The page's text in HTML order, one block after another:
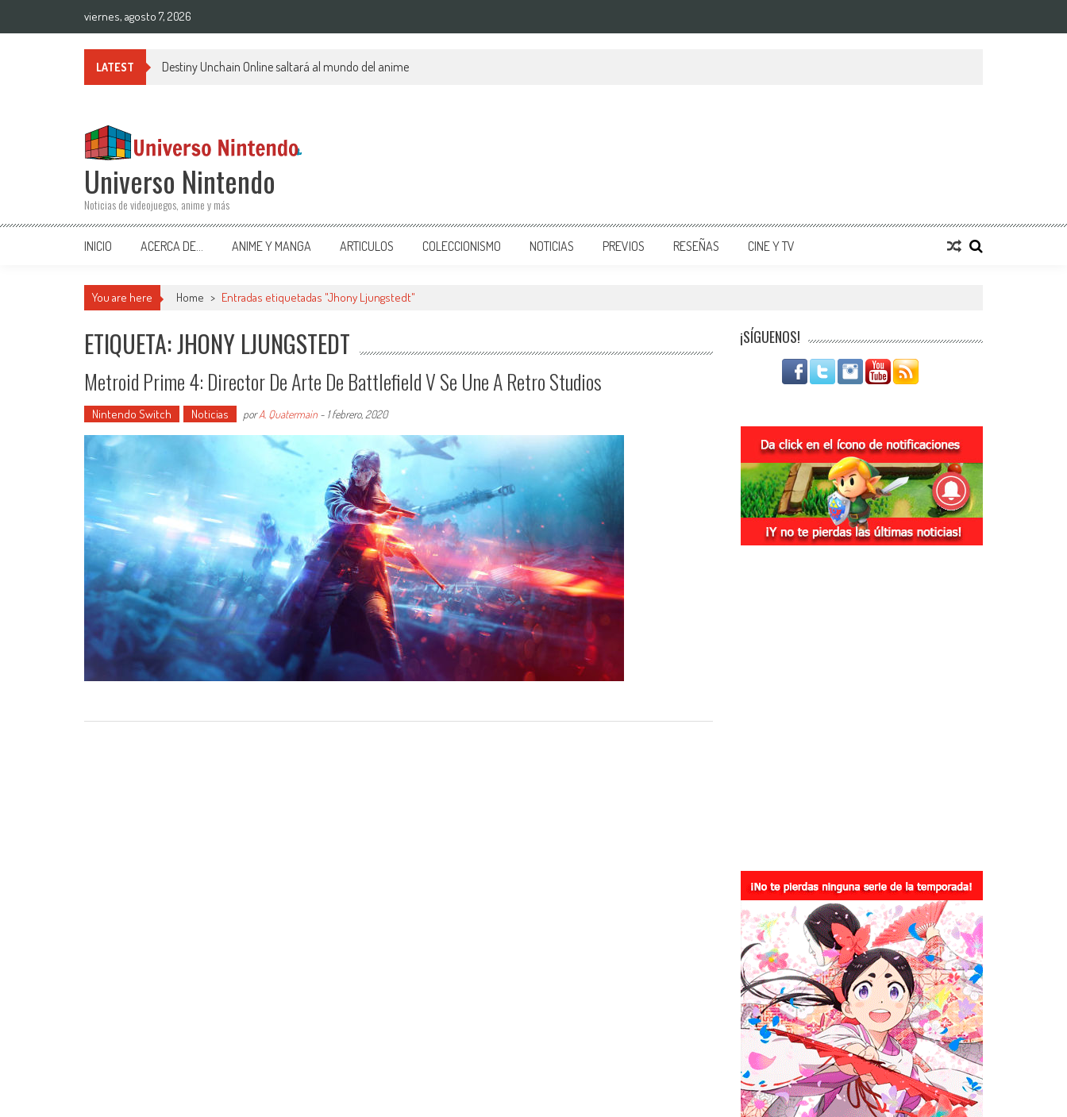
viernes, agosto 7, 2026
LATEST Destiny Unchain Online saltará al mundo del anime
Universo Nintendo
Noticias de videojuegos, anime y más
INICIO ACERCA DE… ANIME Y MANGA ARTICULOS COLECCIONISMO NOTICIAS PREVIOS RESEÑAS CINE Y TV
You are here Home > Entradas etiquetadas "Jhony Ljungstedt"
ETIQUETA: JHONY LJUNGSTEDT
Metroid Prime 4: Director De Arte De Battlefield V Se Une A Retro Studios
Nintendo Switch Noticias porA. Quatermain - 1 febrero, 2020
¡SÍGUENOS!